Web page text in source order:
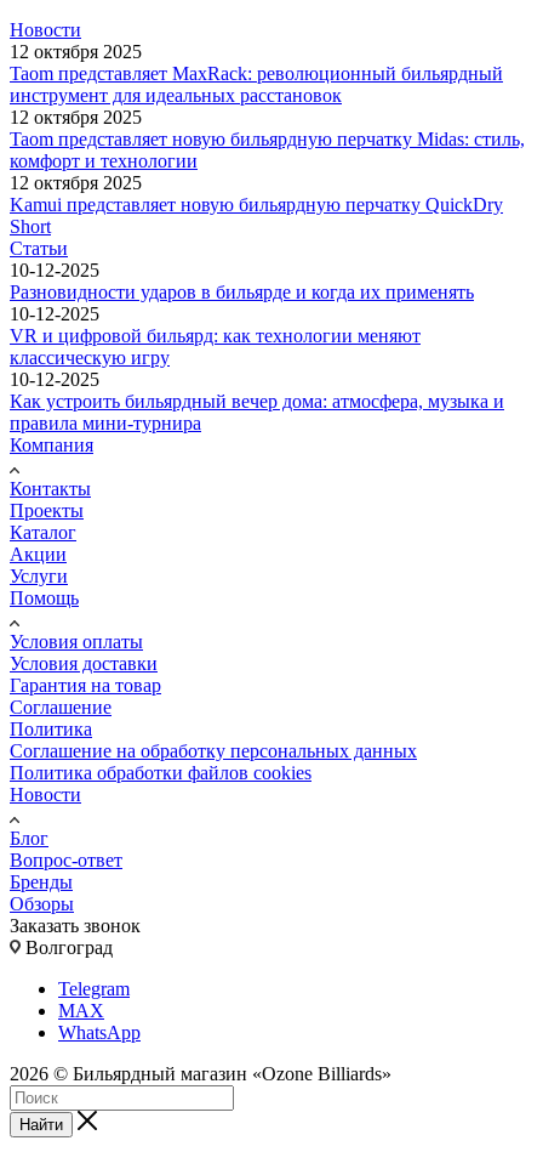
Новости
12 октября 2025
Taom представляет MaxRack: революционный бильярдный
инструмент для идеальных расстановок
12 октября 2025
Taom представляет новую бильярдную перчатку Midas: стиль,
комфорт и технологии
12 октября 2025
Kamui представляет новую бильярдную перчатку QuickDry
Short
Статьи
10-12-2025
Разновидности ударов в бильярде и когда их применять
10-12-2025
VR и цифровой бильярд: как технологии меняют
классическую игру
10-12-2025
Как устроить бильярдный вечер дома: атмосфера, музыка и
правила мини-турнира
Компания
Контакты
Проекты
Каталог
Акции
Услуги
Помощь
Условия оплаты
Условия доставки
Гарантия на товар
Соглашение
Политика
Соглашение на обработку персональных данных
Политика обработки файлов cookies
Новости
Блог
Вопрос-ответ
Бренды
Обзоры
Заказать звонок
Волгоград
Telegram
MAX
WhatsApp
2026 © Бильярдный магазин «Ozone Billiards»
Найти